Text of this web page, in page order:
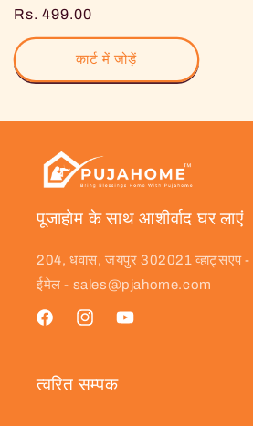
नियमित
रूप
से
मूल्य
Rs. 499.00
कार्ट में जोड़ें
पूजाहोम के साथ आशीर्वाद घर लाएं
204, धवास, जयपुर 302021
ईमेल - sales@pjahome.com
फेसबुक Instagram
यूट्यूब
त्वरित सम्पक